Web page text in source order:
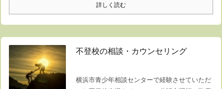
詳しく読む
不登校の相談・カウンセリング
横浜市青少年相談センターで経験させていただ